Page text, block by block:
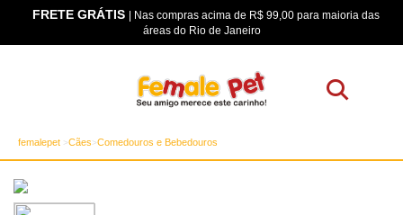
FRETE GRÁTIS | Nas compras acima de R$ 99,00 para maioria das
áreas do Rio de Janeiro
femalepet Cães Comedouros e Bebedouros